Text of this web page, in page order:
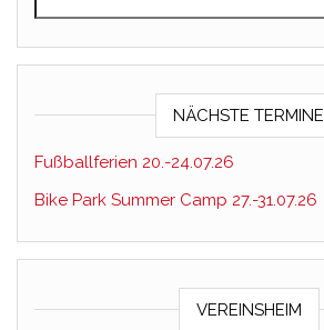
NÄCHSTE TERMINE
Fußballferien 20.-24.07.26
Bike Park Summer Camp 27.-31.07.26
VEREINSHEIM